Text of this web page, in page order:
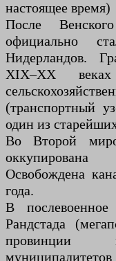
настоящее время)
После
официально
Нидерландов.
XIX–XX
(транспортный
один из
Во Второй
Освобождена
года.
В
Рандстада
провинции